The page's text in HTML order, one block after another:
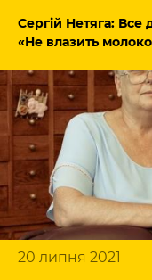
Сергій Нетяга:
«Не влазить
20 липня 2021